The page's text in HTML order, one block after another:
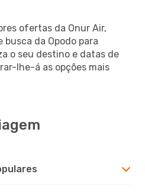
ofertas da Onur Air,
da Opodo para
o seu destino e datas de
lhe-á as opções mais